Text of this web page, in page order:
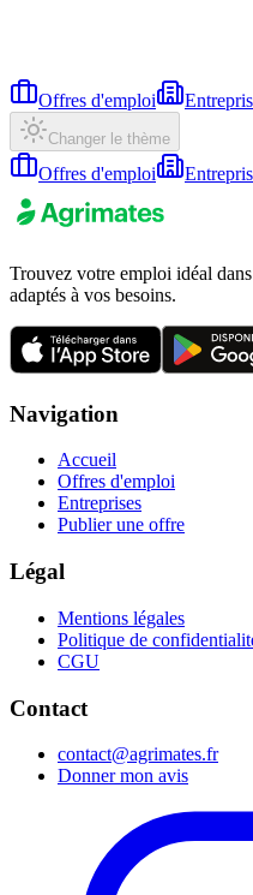
Offres d'emploi
Changer le thème
Offres d'emploi
Trouvez votre emploi idéal
adaptés à vos besoins.
Navigation
Accueil
Offres d'emploi
Entreprises
Publier une offre
Légal
Mentions légales
Politique de
CGU
Contact
contact@agrimates.fr
Donner mon avis